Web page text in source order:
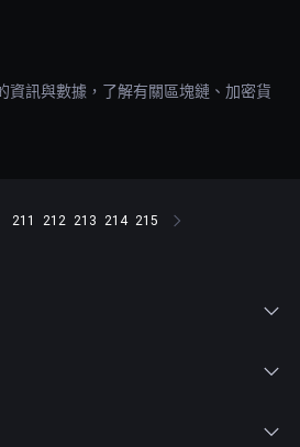
資訊與數據，了解有關區塊鏈、加密貨
211 212 213 214 215